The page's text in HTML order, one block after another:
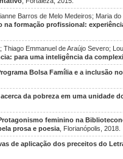
Barros de Melo Medeiros; Maria
na formação profissional:
Emmanuel de Araújo Severo;
para uma inteligência da
Bolsa Família e a inclusão
da pobreza em uma unidade
feminino na
prosa e poesia , Florianópolis, 2018.
de aplicação dos preceitos do